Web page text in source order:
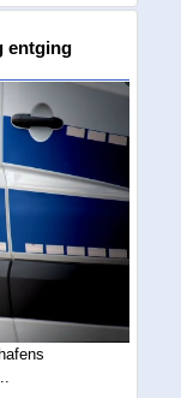
entging